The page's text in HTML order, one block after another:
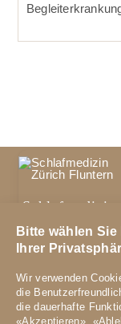
Schlafmedizin
8044 Zürich
Telefon044
E-Mail:
Bitte wählen
Ihrer
Wir verwenden
die
die dauer­hafte
«Akzeptieren»,